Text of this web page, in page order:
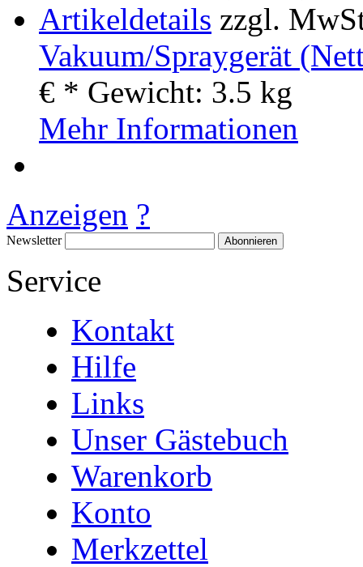
Artikeldetails
Vakuum/Spraygerät
€ * Gewicht: 3.5 kg
Mehr Informationen
Anzeigen ?
Newsletter Abonnieren
Service
Kontakt
Hilfe
Links
Unser Gästebuch
Warenkorb
Konto
Merkzettel